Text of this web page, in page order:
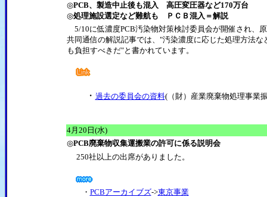
◎PCB、製造中止後も混入 高圧変圧器など170万台
◎処理施設選定など難航も ＰＣＢ混入＝解説
5/10に低濃度PCB汚染物対策検討委員会が開催され、
共同通信の解説記事では、"汚染濃度に応じた処理方法
も負担すべきだ"と書かれています。
・ 過去の委員会の資料(（財）産業廃棄物処理事業
4月20日(水)
◎PCB廃棄物収集運搬業の許可に係る説明会
250社以上の出席がありました。
・ PCBアーカイブズ->東京事業